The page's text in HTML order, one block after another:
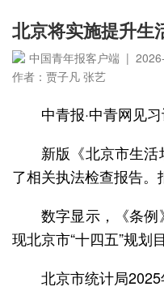
北京将实施提升生
中国青年报客户端 |
作者：贾子凡 张艺
中青报·中青网见
新版《北京市生
了相关执法检查报告。
数字显示，《条
现北京市“十四五”规划
北京市统计局